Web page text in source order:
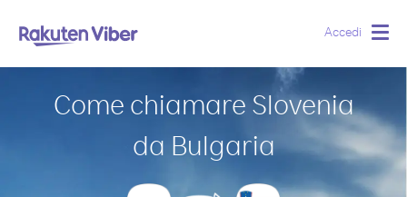
Accedi
Come chiamare Slovenia
da Bulgaria